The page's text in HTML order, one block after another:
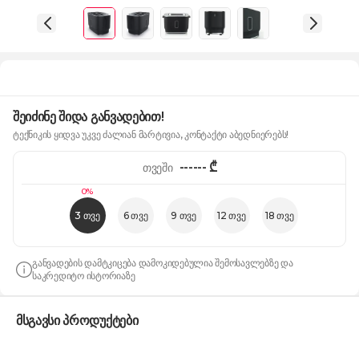
შეიძინე შიდა განვადებით!
ტექნიკის ყიდვა უკვე ძალიან მარტივია, კონტაქტი აბედნიერებს!
0%
3 თვე 6 თვე 9 თვე 12 თვე 18 თვე
თვეში ------₾
განვადების დამტკიცება დამოკიდებულია შემოსავლებზე და
საკრედიტო ისტორიაზე
მსგავსი პროდუქტები